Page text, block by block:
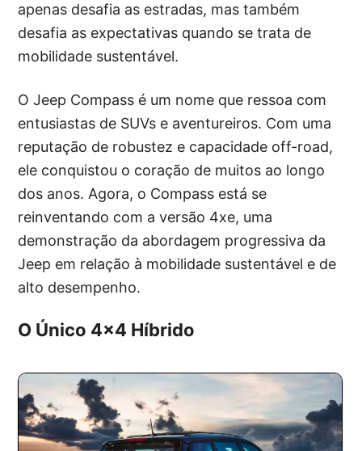
apenas desafia as estradas, mas também
desafia as expectativas quando se trata de
mobilidade sustentável.
O Jeep Compass é um nome que ressoa com
entusiastas de SUVs e aventureiros. Com uma
reputação de robustez e capacidade off-road,
ele conquistou o coração de muitos ao longo
dos anos. Agora, o Compass está se
reinventando com a versão 4xe, uma
demonstração da abordagem progressiva da
Jeep em relação à mobilidade sustentável e de
alto desempenho.
O Único 4×4 Híbrido